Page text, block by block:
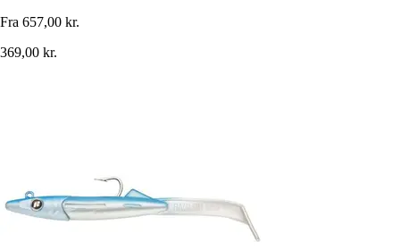
Fra 657,00 kr.
369,00 kr.